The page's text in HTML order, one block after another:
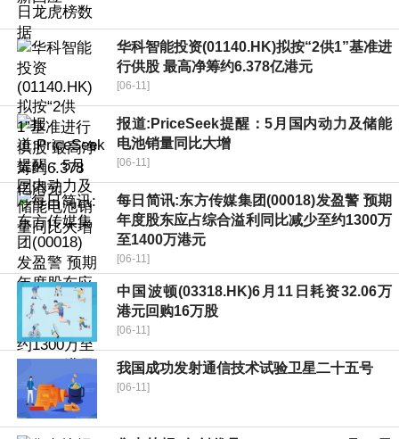
华科智能投资(01140.HK)拟按“2供1”基准进
行供股 最高净筹约6.378亿港元
[06-11]
报道:PriceSeek提醒：5月国内动力及储能
电池销量同比大增
[06-11]
每日简讯:东方传媒集团(00018)发盈警 预期
年度股东应占综合溢利同比减少至约1300万
至1400万港元
[06-11]
中国波顿(03318.HK)6月11日耗资32.06万
港元回购16万股
[06-11]
我国成功发射通信技术试验卫星二十五号
[06-11]